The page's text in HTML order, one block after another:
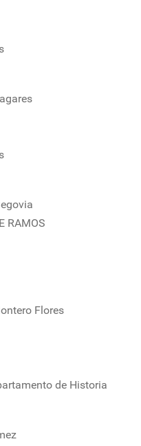
RAMOS
Flores
de Historia